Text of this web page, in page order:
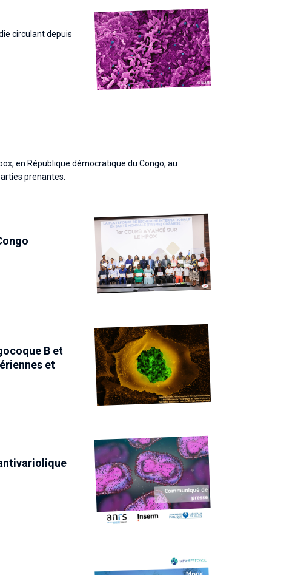
circulant depuis
en République démocratique du Congo, au
prenantes.
B et
et